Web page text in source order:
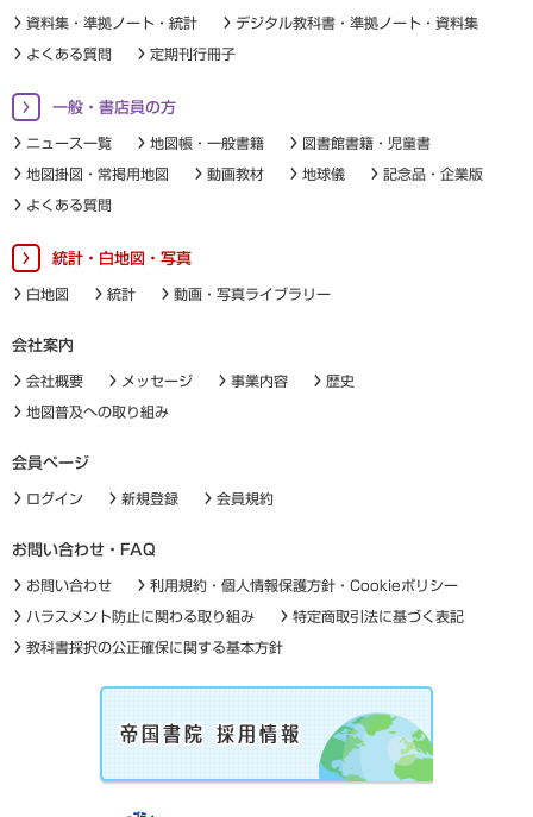
資料集・準拠ノート・統計 デジタル教科書・準拠ノート・資料集
よくある質問 定期刊行冊子
一般・書店員の方
ニュース一覧 地図帳・一般書籍 図書館書籍・児童書
地図掛図・常掲用地図 動画教材 地球儀 記念品・企業版
よくある質問
統計・白地図・写真
白地図 統計 動画・写真ライブラリー
会社案内
会社概要 メッセージ 事業内容 歴史
地図普及への取り組み
会員ページ
ログイン 新規登録 会員規約
お問い合わせ・FAQ
お問い合わせ 利用規約・個人情報保護方針・Cookieポリシー
ハラスメント防止に関わる取り組み 特定商取引法に基づく表記
教科書採択の公正確保に関する基本方針